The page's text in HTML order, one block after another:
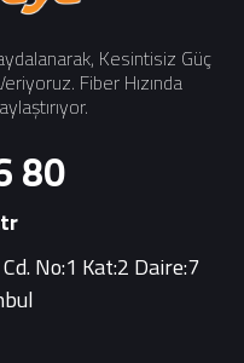
Kesintisiz Güç
Fiber Hızında
80
No:1 Kat:2 Daire:7